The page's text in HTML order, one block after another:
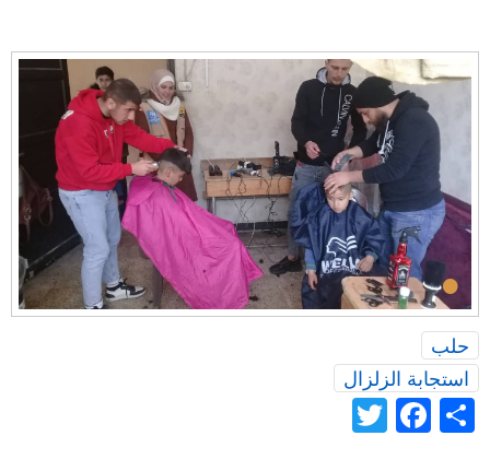
•
حلب
استجابة الزلزال
Share
Facebook